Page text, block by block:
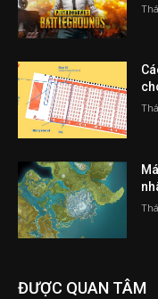
ĐƯỢC QUAN TÂM